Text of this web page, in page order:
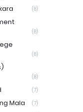
(8)
(8)
(8)
(8)
(7)
Mala (7)